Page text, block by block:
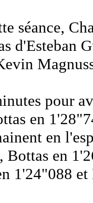
séance,
d'Esteban
pour
en
en
Bottas en
1'24"088